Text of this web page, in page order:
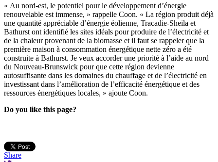
« Au nord-est, le potentiel pour le développement d’énergie
renouvelable est immense, » rappelle Coon. « La région produit déjà
une quantité appréciable d’énergie éolienne, Tracadie-Sheila et
Bathurst ont identifié les sites idéals pour produire de l’électricité et
de la chaleur provenant de la biomasse et il faut se rappeler que la
première maison à consommation énergétique nette zéro a été
construite à Bathurst. Je veux accorder une priorité à l’aide au nord
du Nouveau-Brunswick pour que cette région devienne
autosuffisante dans les domaines du chauffage et de l’électricité en
investissant dans l’amélioration de l’efficacité énergétique et des
ressources énergétiques locales, » ajoute Coon.
Do you like this page?
Share